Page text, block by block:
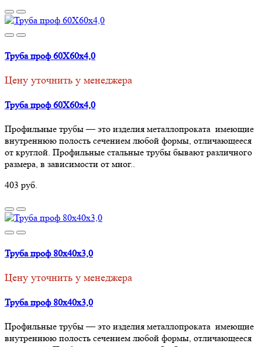
Труба проф 60Х60х4,0
Цену уточнить у менеджера
Труба проф 60Х60х4,0
Профильные трубы — это изделия металлопроката имеющие
внутреннюю полость сечением любой формы, отличающееся
от круглой. Профильные стальные трубы бывают различного
размера, в зависимости от мног..
403 руб.
Труба проф 80х40х3,0
Цену уточнить у менеджера
Труба проф 80х40х3,0
Профильные трубы — это изделия металлопроката имеющие
внутреннюю полость сечением любой формы, отличающееся